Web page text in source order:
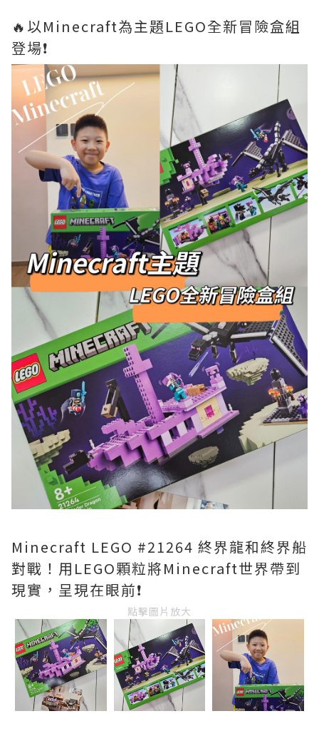
🔥以Minecraft為主題LEGO全新冒險盒組
登場❗️
Minecraft LEGO #21264 終界龍和終界船
對戰！用LEGO顆粒將Minecraft世界帶到
現實，呈現在眼前❗️
點擊圖片放大